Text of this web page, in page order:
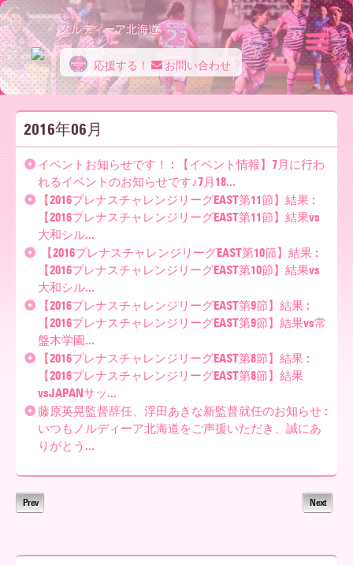
ノ
ル
デ
ィ
ー
ア
北
海
ノルディーア北海道
応援する！ お問い合わせ
2016年06月
イベントお知らせです！ : 【イベント情報】7月に行わ
れるイベントのお知らせです♪7月18...
【2016プレナスチャレンジリーグEAST第11節】結果 :
【2016プレナスチャレンジリーグEAST第11節】結果vs
大和シル...
【2016プレナスチャレンジリーグEAST第10節】結果 :
【2016プレナスチャレンジリーグEAST第10節】結果vs
大和シル...
【2016プレナスチャレンジリーグEAST第9節】結果 :
【2016プレナスチャレンジリーグEAST第9節】結果vs常
盤木学園...
【2016プレナスチャレンジリーグEAST第8節】結果 :
【2016プレナスチャレンジリーグEAST第8節】結果
vsJAPANサッ...
藤原英晃監督辞任、浮田あきな新監督就任のお知らせ :
いつもノルディーア北海道をご声援いただき、誠にあ
りがとう...
Prev Next